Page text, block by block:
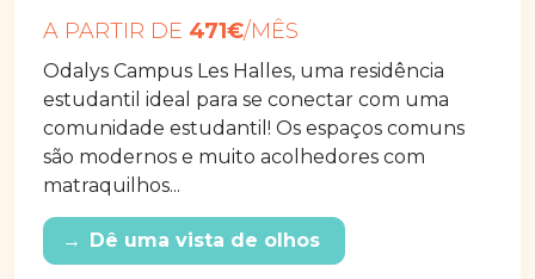
A PARTIR DE 471€/MÊS
Odalys Campus Les Halles, uma residência
estudantil ideal para se conectar com uma
comunidade estudantil! Os espaços comuns
são modernos e muito acolhedores com
matraquilhos...
→ Dê uma vista de olhos